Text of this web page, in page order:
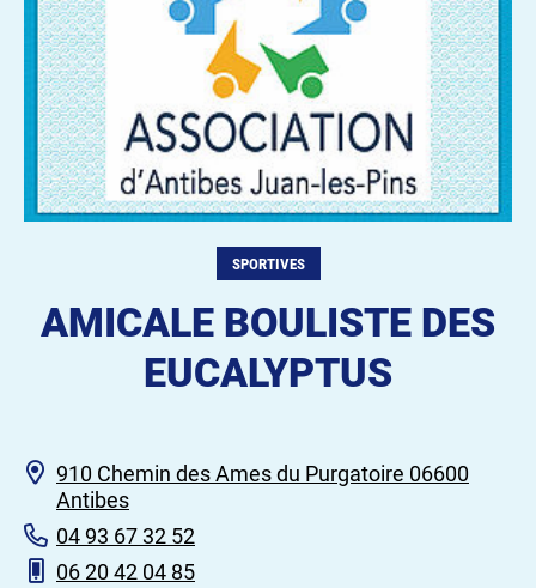
SPORTIVES
AMICALE BOULISTE DES
EUCALYPTUS
910 Chemin des Ames du Purgatoire 06600
Antibes
04 93 67 32 52
06 20 42 04 85